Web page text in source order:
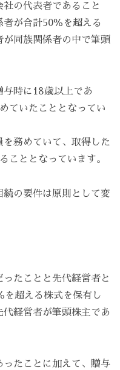
の代表者であること
が合計50％を超える
同族関係者の中で筆頭
与時に18歳以上であ
ていたこととなってい
務めていて、取得した
こととなっています。
の要件は原則として変
たことと先代経営者と
を超える株式を保有し
経営者が筆頭株主であ
たことに加えて、贈与